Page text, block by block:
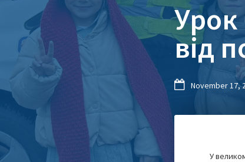
від
 November 17,
У